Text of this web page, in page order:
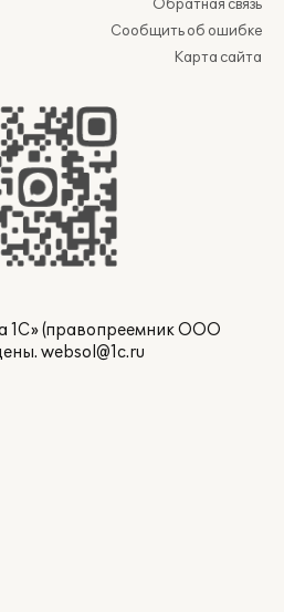
Обратная связь
Сообщить об ошибке
Карта сайта
1С» (правопреемник ООО
websol@1c.ru